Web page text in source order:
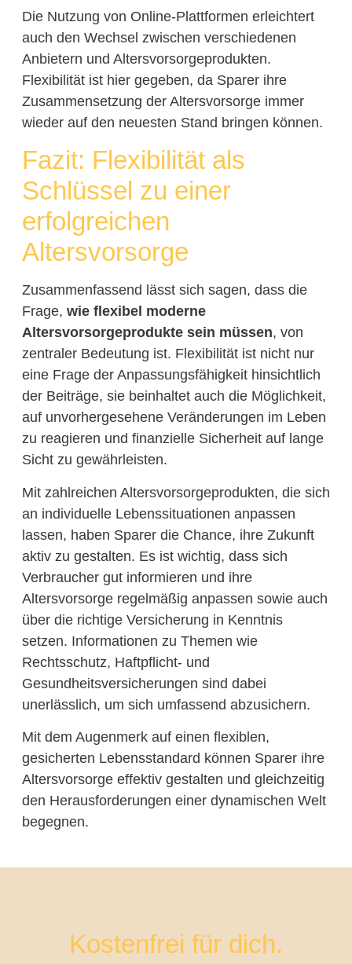
Die Nutzung von Online-Plattformen erleichtert
auch den Wechsel zwischen verschiedenen
Anbietern und Altersvorsorgeprodukten.
Flexibilität ist hier gegeben, da Sparer ihre
Zusammensetzung der Altersvorsorge immer
wieder auf den neuesten Stand bringen können.
Fazit: Flexibilität als
Schlüssel zu einer
erfolgreichen
Altersvorsorge
Zusammenfassend lässt sich sagen, dass die
Frage, wie flexibel moderne
Altersvorsorgeprodukte sein müssen, von
zentraler Bedeutung ist. Flexibilität ist nicht nur
eine Frage der Anpassungsfähigkeit hinsichtlich
der Beiträge, sie beinhaltet auch die Möglichkeit,
auf unvorhergesehene Veränderungen im Leben
zu reagieren und finanzielle Sicherheit auf lange
Sicht zu gewährleisten.
Mit zahlreichen Altersvorsorgeprodukten, die sich
an individuelle Lebenssituationen anpassen
lassen, haben Sparer die Chance, ihre Zukunft
aktiv zu gestalten. Es ist wichtig, dass sich
Verbraucher gut informieren und ihre
Altersvorsorge regelmäßig anpassen sowie auch
über die richtige Versicherung in Kenntnis
setzen. Informationen zu Themen wie
Rechtsschutz, Haftpflicht- und
Gesundheitsversicherungen sind dabei
unerlässlich, um sich umfassend abzusichern.
Mit dem Augenmerk auf einen flexiblen,
gesicherten Lebensstandard können Sparer ihre
Altersvorsorge effektiv gestalten und gleichzeitig
den Herausforderungen einer dynamischen Welt
begegnen.
Kostenfrei für dich.